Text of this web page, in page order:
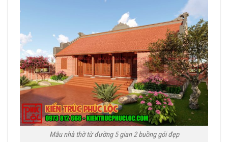
Mẫu nhà thờ từ đường 5 gian 2 buồng gói đẹp